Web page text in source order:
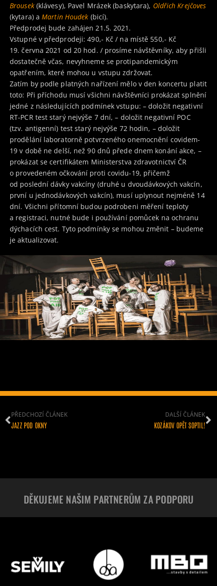
Brousek(klávesy), Pavel Mrázek (baskytara), Oldřich Krejčoves
(kytara) aMartin Houdek (bicí).
Předprodej bude zahájen 21.5. 2021.
Vstupné v předprodeji: 490,- Kč / na místě 550,- Kč
19. června 2021 od 20 hod. / prosíme návštěvníky, aby přišli
dostatečně včas, nevyhneme se protipandemickým
opatřením, které mohou u vstupu zdržovat.
Zatím by podle platných nařízení mělo v den koncertu platit
toto: Při příchodu musí všichni návštěvníci prokázat splnění
jedné z následujících podmínek vstupu: – doložit negativní
RT-PCR test starý nejvýše 7 dní, – doložit negativní POC
(tzv. antigenní) test starý nejvýše 72 hodin, – doložit
prodělání laboratorně potvrzeného onemocnění covidem-
19 v době ne delší, než 90 dnů přede dnem konání akce, –
prokázat se certifikátem Ministerstva zdravotnictví ČR
o provedeném očkování proti covidu-19, přičemž
od poslední dávky vakcíny (druhé u dvoudávkových vakcín,
první u jednodávkových vakcín), musí uplynout nejméně 14
dní. Všichni přítomní budou podrobeni měření teploty
a registraci, nutné bude i používání pomůcek na ochranu
dýchacích cest. Tyto podmínky se mohou změnit – budeme
je aktualizovat.
PŘEDCHOZÍ ČLÁNEK
JAZZ POD OKNY
DALŠÍ ČLÁNEK
KOZÁKOV OPĚT SOPTIL!
DĚKUJEME NAŠIM PARTNERŮM ZA PODPORU